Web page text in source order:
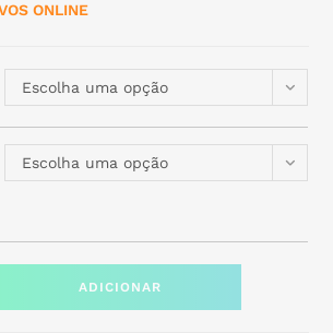
ONLINE
Escolha uma opção
Escolha uma opção
ADICIONAR